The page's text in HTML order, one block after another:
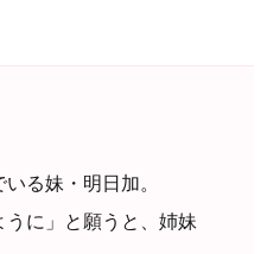
る妹・明日加。
に」と願うと、姉妹